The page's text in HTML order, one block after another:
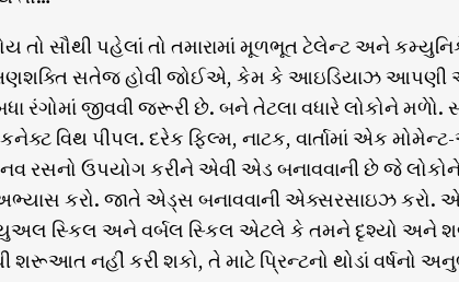
તો સૌથી પહેલાં તો તમારામાં મૂળભૂત ટેલેન્ટ અને
સતેજ હોવી જોઈએ, કેમ કે આઇડિયાઝ
રંગોમાં જીવવી જરૂરી છે. બને તેટલા વધારે લોકોને મળોે.
વિથ પીપલ. દરેક ફિલ્મ, નાટક, વાર્તામાં એક
રસનો ઉપયોગ કરીને એવી એડ બનાવવાની છે જે
કરો. જાતે એડ્સ બનાવવાની એક્સરસાઇઝ કરો.
સ્કિલ અને વર્બલ સ્કિલ એટલે કે તમને દૃશ્યો અને
શરૂઆત નહીં કરી શકો, તે માટે પ્રિન્ટનો થોડાં વર્ષનો